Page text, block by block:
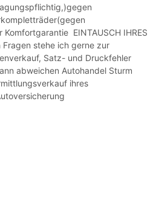
EINTAUSCH IHRES
Fragen stehe ich gerne zur
Satz- und Druckfehler
abweichen Autohandel Sturm
ihres